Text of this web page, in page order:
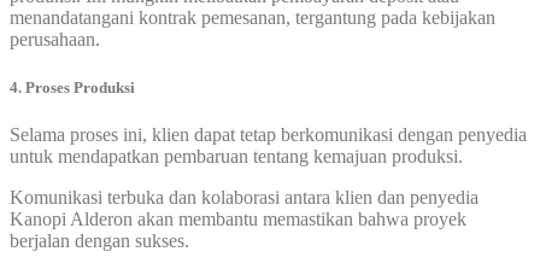
menandatangani kontrak pemesanan, tergantung pada kebijakan
perusahaan.
4. Proses Produksi
Selama proses ini, klien dapat tetap berkomunikasi dengan penyedia
untuk mendapatkan pembaruan tentang kemajuan produksi.
Komunikasi terbuka dan kolaborasi antara klien dan penyedia
Kanopi Alderon akan membantu memastikan bahwa proyek
berjalan dengan sukses.